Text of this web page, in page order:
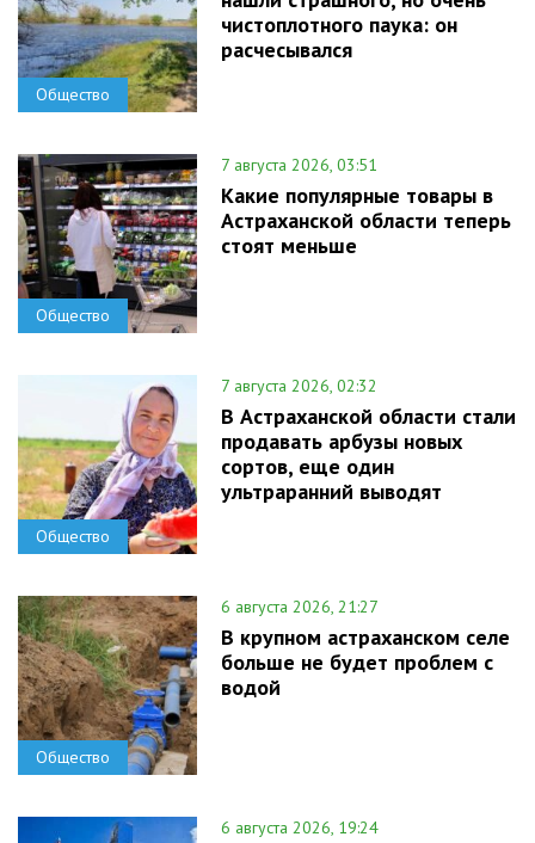
Общество
чистоплотного паука: он
расчесывался
Общество
7 августа 2026, 03:51
Какие популярные товары в
Астраханской области теперь
стоят меньше
Общество
7 августа 2026, 02:32
В Астраханской области стали
продавать арбузы новых
сортов, еще один
ультраранний выводят
Общество
6 августа 2026, 21:27
В крупном астраханском селе
больше не будет проблем с
водой
6 августа 2026, 19:24